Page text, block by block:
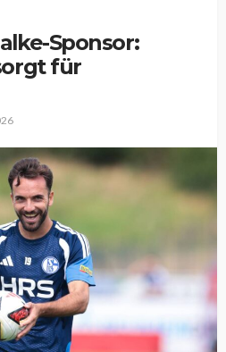
Sponsor:
für